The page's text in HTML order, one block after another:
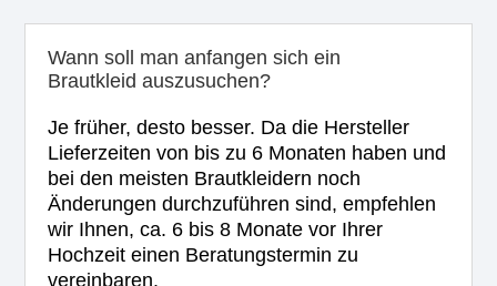
Wann soll man anfangen sich ein
Brautkleid auszusuchen?
Je früher, desto besser. Da die Hersteller
Lieferzeiten von bis zu 6 Monaten haben und
bei den meisten Brautkleidern noch
Änderungen durchzuführen sind, empfehlen
wir Ihnen, ca. 6 bis 8 Monate vor Ihrer
Hochzeit einen Beratungstermin zu
vereinbaren.